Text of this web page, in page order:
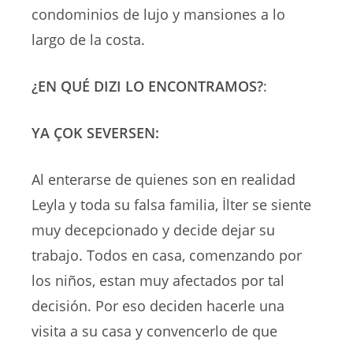
condominios de lujo y mansiones a lo
largo de la costa.
¿EN QUÉ DIZI LO ENCONTRAMOS?:
YA ÇOK SEVERSEN:
Al enterarse de quienes son en realidad
Leyla y toda su falsa familia, İlter se siente
muy decepcionado y decide dejar su
trabajo. Todos en casa, comenzando por
los niños, estan muy afectados por tal
decisión. Por eso deciden hacerle una
visita a su casa y convencerlo de que